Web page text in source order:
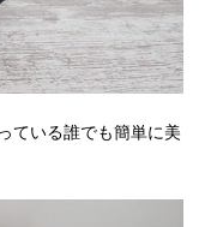
ている誰でも簡単に美